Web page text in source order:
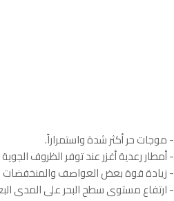
- موجات حر أكثر شدة واستمراراً.
- أمطار رعدية أغزر عند توفر الظروف
- زيادة قوة بعض العواصف والمنخفضات
- ارتفاع مستوى سطح البحر على المدى